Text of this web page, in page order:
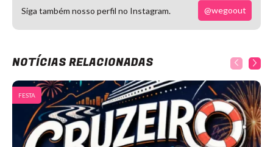
Siga também nosso perfil no Instagram. @wegoout
NOTÍCIAS RELACIONADAS
FESTA